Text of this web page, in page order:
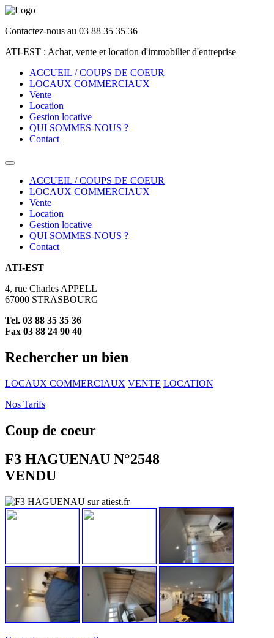
Contactez-nous au 03 88 35 35 36
ATI-EST : Achat, vente et location d'immobilier d'entreprise
ACCUEIL / COUPS DE COEUR
LOCAUX COMMERCIAUX
Vente
Location
Gestion locative
QUI SOMMES-NOUS ?
Contact
ACCUEIL / COUPS DE COEUR
LOCAUX COMMERCIAUX
Vente
Location
Gestion locative
QUI SOMMES-NOUS ?
Contact
ATI-EST
4, rue Charles APPELL
67000 STRASBOURG
Tel. 03 88 35 35 36
Fax 03 88 24 90 40
Rechercher un bien
LOCAUX COMMERCIAUX VENTE LOCATION
Nos Tarifs
Coup de coeur
F3 HAGUENAU N°2548
VENDU